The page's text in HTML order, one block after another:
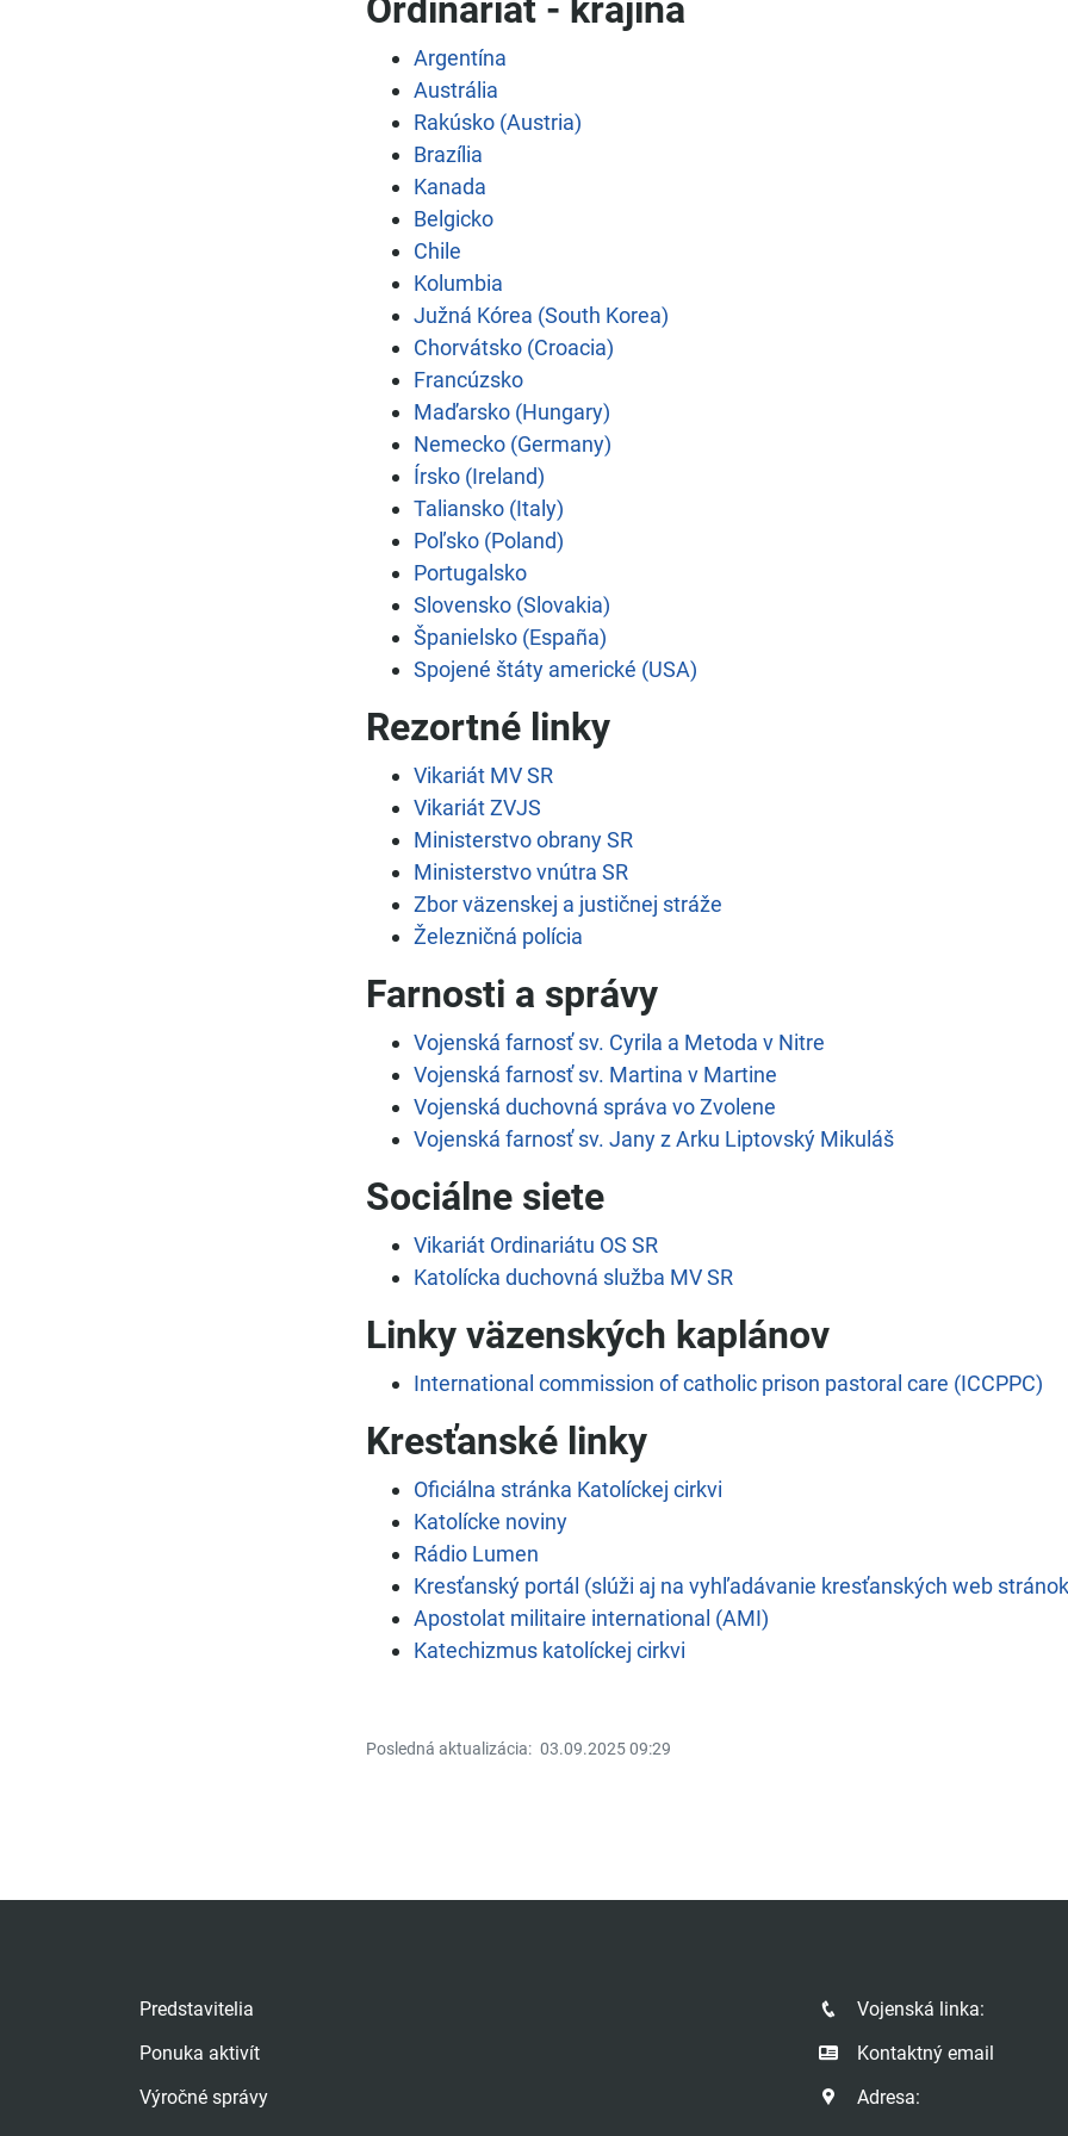
Ordinariát - krajina
Argentína
Austrália
Rakúsko (Austria)
Brazília
Kanada
Belgicko
Chile
Kolumbia
Južná Kórea (South Korea)
Chorvátsko (Croacia)
Francúzsko
Maďarsko (Hungary)
Nemecko (Germany)
Írsko (Ireland)
Taliansko (Italy)
Poľsko (Poland)
Portugalsko
Slovensko (Slovakia)
Španielsko (España)
Spojené štáty americké (USA)
Rezortné linky
Vikariát MV SR
Vikariát ZVJS
Ministerstvo obrany SR
Ministerstvo vnútra SR
Zbor väzenskej a justičnej stráže
Železničná polícia
Farnosti a správy
Vojenská farnosť sv. Cyrila a Metoda v Nitre
Vojenská farnosť sv. Martina v Martine
Vojenská duchovná správa vo Zvolene
Vojenská farnosť sv. Jany z Arku Liptovský Mikuláš
Sociálne siete
Vikariát Ordinariátu OS SR
Katolícka duchovná služba MV SR
Linky väzenských kaplánov
International commission of catholic prison pastoral care (ICCPPC)
Kresťanské linky
Oficiálna stránka Katolíckej cirkvi
Katolícke noviny
Rádio Lumen
Kresťanský portál (slúži aj na vyhľadávanie kresťanských web
Apostolat militaire international (AMI)
Katechizmus katolíckej cirkvi
Posledná aktualizácia: 03.09.2025 09:29
Predstavitelia
Ponuka aktivít
Výročné správy
Vojenská linka:
Kontaktný email
Adresa: